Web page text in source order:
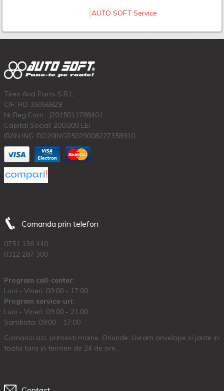
AUTO SOFT Service
Tires And Parts S.R.L.
CIF: RO 35056829
Nr.Reg.Com.: J2015011788401
Capital Social: 200.000 LEI
IBAN ING: RO20INGB5029008227358910
Comanda prin telefon
0751 136 440
0312 287 300
Program call-center:
Luni - Vineri: 09:00 - 17:00
Program service-uri:
Luni - Vineri: 09.00 - 21:00
Sambata: 09:00 - 17:00
Comanzi azi, primesti maine. Oriunde. Livram anvelope si jante in
toata tara in termen de 24 de ore.